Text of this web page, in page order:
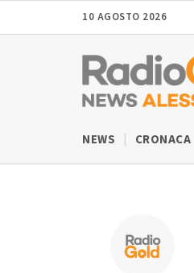
10 AGOSTO 2026
NEWS CRONACA